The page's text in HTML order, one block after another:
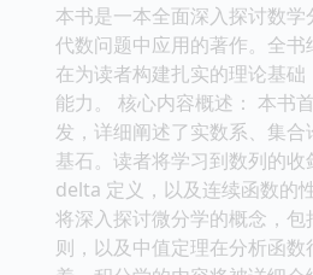
本书是一本全面深入探讨数
代数问题中应用的著作。全
在为读者构建扎实的理论基
能力。 核心内容概述： 本书
发，详细阐述了实数系、集
基石。读者将学习到数列的
delta 定义，以及连续函数的
将深入探讨微分学的概念，
则，以及中值定理在分析函